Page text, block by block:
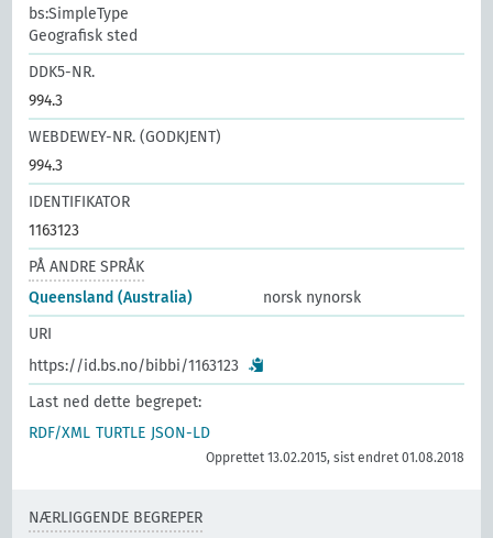
bs:SimpleType
Geografisk sted
DDK5-NR.
994.3
WEBDEWEY-NR. (GODKJENT)
994.3
IDENTIFIKATOR
1163123
PÅ ANDRE SPRÅK
Queensland (Australia)
norsk nynorsk
URI
https://id.bs.no/bibbi/1163123
Last ned dette begrepet:
RDF/XML TURTLE JSON-LD
Opprettet 13.02.2015, sist endret 01.08.2018
NÆRLIGGENDE BEGREPER